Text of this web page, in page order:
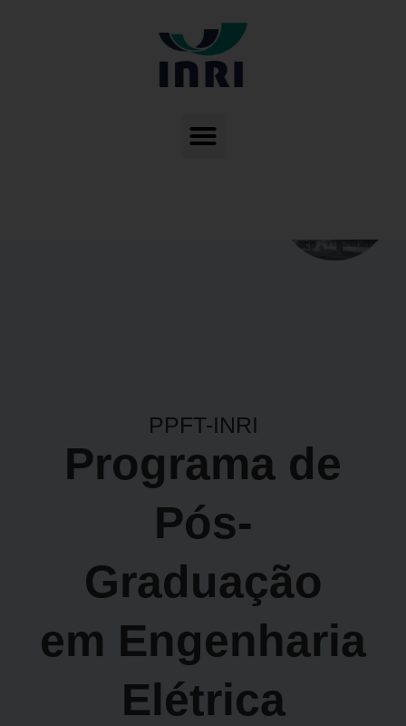
PPFT-INRI
Programa de
Pós-
Graduação
em Engenharia
Elétrica